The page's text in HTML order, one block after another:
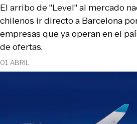
01 ABRIL
El arribo de "Level" al mercado
chilenos ir directo a Barcelona
empresas que ya operan en el
de ofertas.